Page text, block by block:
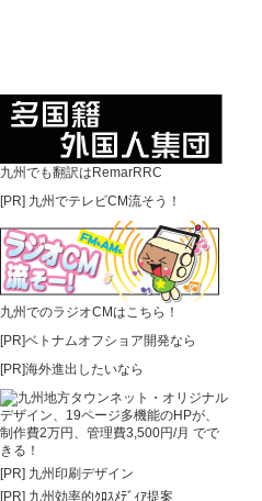
九州でも翻訳はRemarRRC
[PR] 九州でテレビCM流そう！
九州でのラジオCMはこちら！
[PR]ベトナムオフショア開発なら
[PR]海外進出したいなら
[PR] 九州印刷デザイン
[PR] 九州効率的ｸﾛｽﾒﾃﾞｨｱ提案